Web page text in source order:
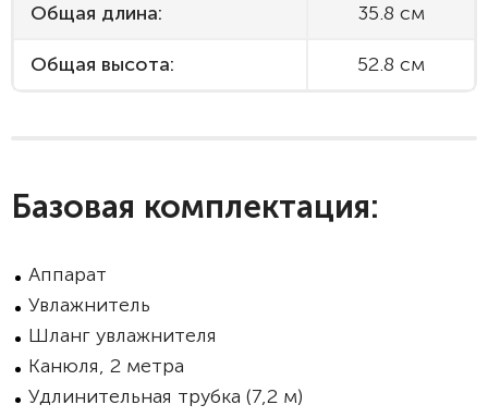
Общая длина: 35.8 см
Общая высота: 52.8 см
Базовая комплектация:
Аппарат
Увлажнитель
Шланг увлажнителя
Канюля, 2 метра
Удлинительная трубка (7,2 м)